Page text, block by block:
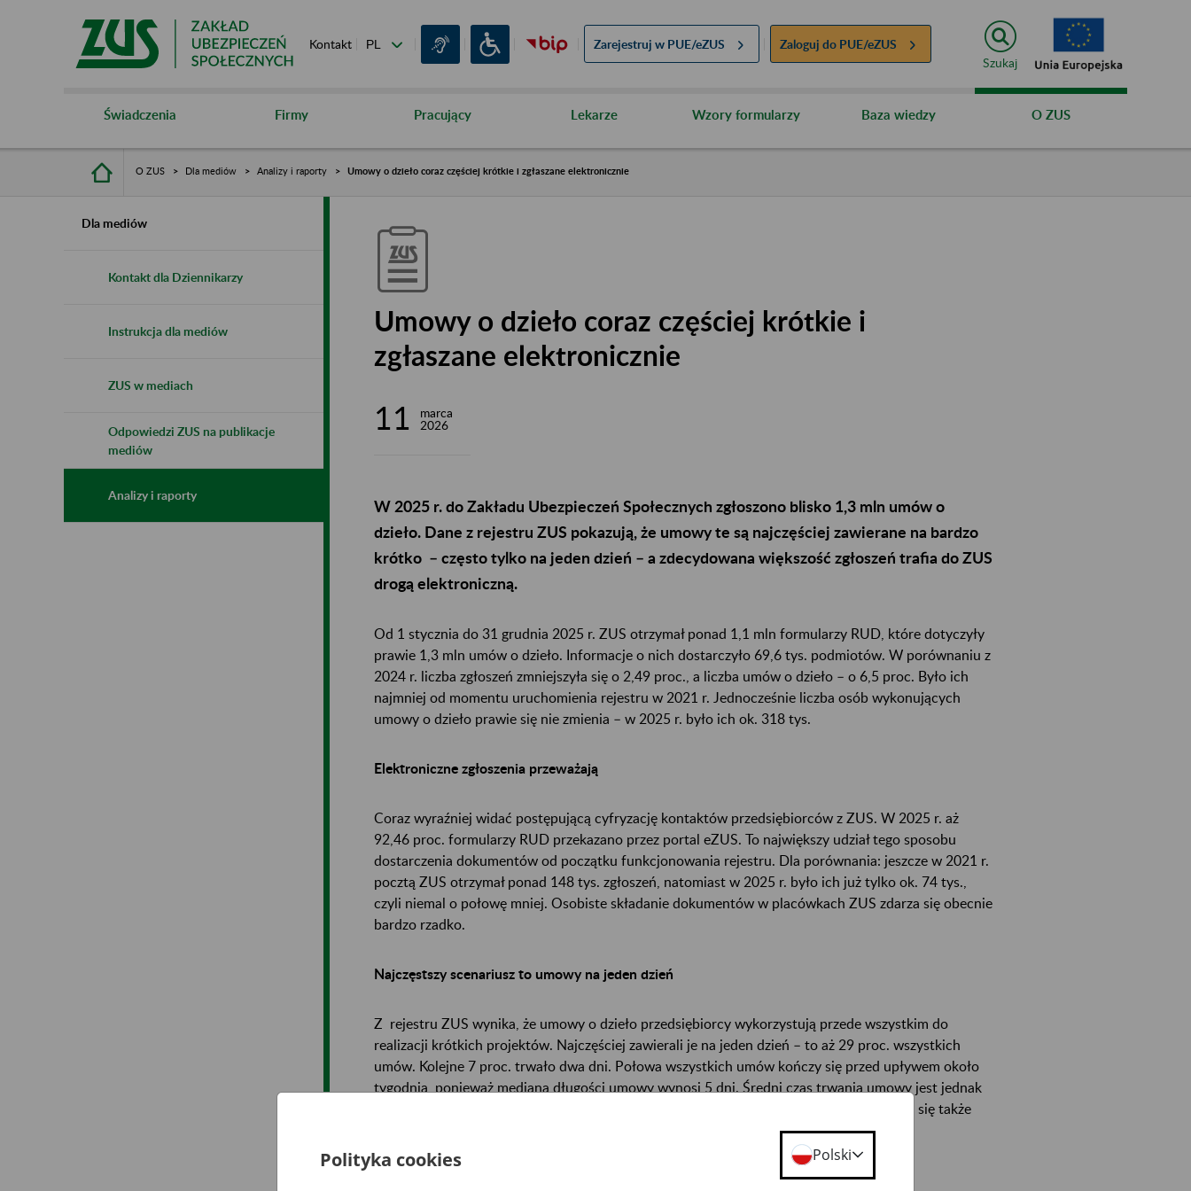
Kontakt Zarejestruj w PUE/eZUS Zaloguj do PUE/eZUS
Szukaj
Świadczenia Firmy Pracujący Lekarze Wzory formularzy Baza wiedzy O ZUS
O ZUS Dla mediów Analizy i raporty Umowy o dzieło coraz częściej krótkie i zgłaszane elektronicznie
Dla mediów
Kontakt dla Dziennikarzy
Instrukcja dla mediów
ZUS w mediach
Odpowiedzi ZUS na publikacje
mediów
Analizy i raporty
Umowy o dzieło coraz częściej krótkie i
zgłaszane elektronicznie
11
marca
2026
W 2025 r. do Zakładu Ubezpieczeń Społecznych zgłoszono blisko 1,3 mln umów o
dzieło. Dane z rejestru ZUS pokazują, że umowy te są najczęściej zawierane na bardzo
krótko – często tylko na jeden dzień – a zdecydowana większość zgłoszeń trafia do ZUS
drogą elektroniczną.
Od 1 stycznia do 31 grudnia 2025 r. ZUS otrzymał ponad 1,1 mln formularzy RUD, które dotyczyły
prawie 1,3 mln umów o dzieło. Informacje o nich dostarczyło 69,6 tys. podmiotów. W porównaniu z
2024 r. liczba zgłoszeń zmniejszyła się o 2,49 proc., a liczba umów o dzieło – o 6,5 proc. Było ich
najmniej od momentu uruchomienia rejestru w 2021 r. Jednocześnie liczba osób wykonujących
umowy o dzieło prawie się nie zmienia – w 2025 r. było ich ok. 318 tys.
Elektroniczne zgłoszenia przeważają
Coraz wyraźniej widać postępującą cyfryzację kontaktów przedsiębiorców z ZUS. W 2025 r. aż
92,46 proc. formularzy RUD przekazano przez portal eZUS. To największy udział tego sposobu
dostarczenia dokumentów od początku funkcjonowania rejestru. Dla porównania: jeszcze w 2021 r.
pocztą ZUS otrzymał ponad 148 tys. zgłoszeń, natomiast w 2025 r. było ich już tylko ok. 74 tys.,
czyli niemal o połowę mniej. Osobiste składanie dokumentów w placówkach ZUS zdarza się obecnie
bardzo rzadko.
Najczęstszy scenariusz to umowy na jeden dzień
Z rejestru ZUS wynika, że umowy o dzieło przedsiębiorcy wykorzystują przede wszystkim do
realizacji krótkich projektów. Najczęściej zawierali je na jeden dzień – to aż 29 proc. wszystkich
umów. Kolejne 7 proc. trwało dwa dni. Połowa wszystkich umów kończy się przed upływem około
tygodnia, ponieważ mediana długości umowy wynosi 5 dni. Średni czas trwania umowy jest jednak
znacznie dłuższy i wynosi 34 dni, co pokazuje, że obok bardzo krótkich zleceń pojawiają się także
Polityka cookies Polski